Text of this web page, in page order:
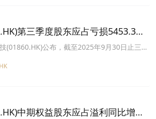
第三季度股东应占亏损5453.3万
(01860.HK)公布，截至2025年9月30日止三个
期溢利989.7万美元；经调整后溢利净额2410
；每股基本亏损3.57美分。
中期权益股东应占溢利同比增